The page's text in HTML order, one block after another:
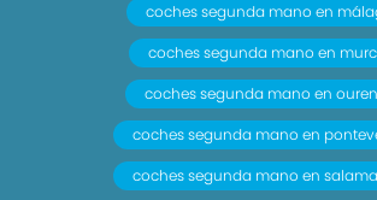
coches segunda mano en
coches segunda mano en
coches segunda mano en
coches segunda mano en
coches segunda mano en